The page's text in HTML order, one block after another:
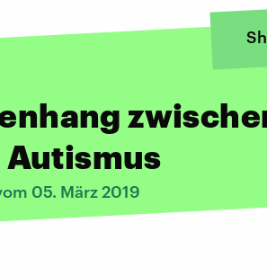
05. März 2019